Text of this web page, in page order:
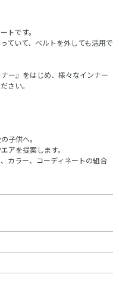
トです。
ていて、ベルトを外しても活用で
ー』をはじめ、様々なインナー
さい。
子供へ。
アを提案します。
カラー、コーディネートの組合